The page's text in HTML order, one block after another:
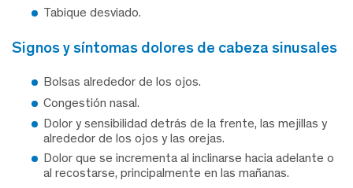
Tabique desviado.
signos y síntomas dolores de cabeza sinusales
Bolsas alrededor de los ojos.
Congestión nasal.
Dolor y sensibilidad detrás de la frente, las mejillas y
alrededor de los ojos y las orejas.
Dolor que se incrementa al inclinarse hacia adelante o
al recostarse, principalmente en las mañanas.